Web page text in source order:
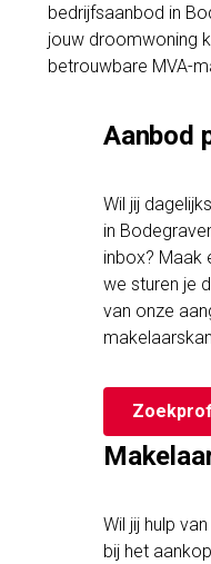
bedrijfsaanbod in
jouw droomwoning
betrouwbare MVA-
Aanbod
Wil jij
in
inbox? Maak
we sturen je
van onze
Wil jij hulp
bij het